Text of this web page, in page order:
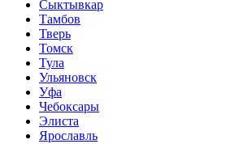
Сыктывкар
Тамбов
Тверь
Томск
Тула
Ульяновск
Уфа
Чебоксары
Элиста
Ярославль